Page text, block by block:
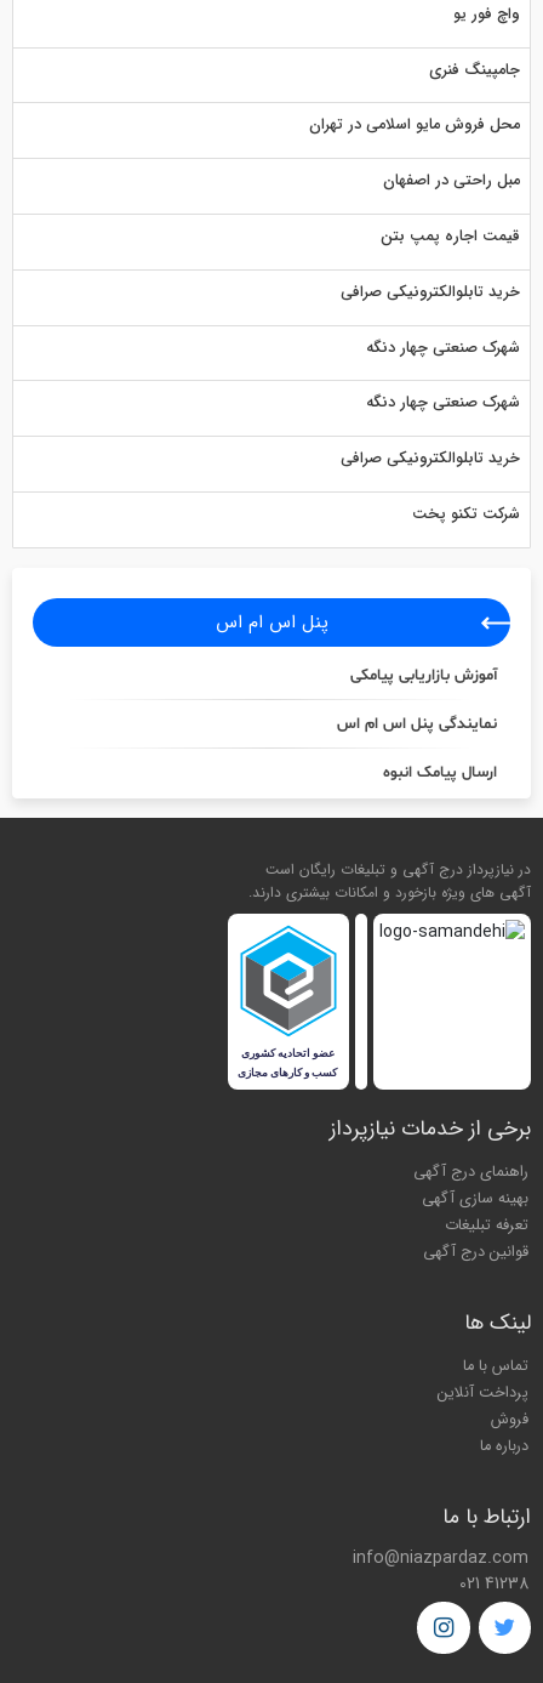
واچ فور یو
جامپینگ فنری
محل فروش مایو اسلامی در تهران
مبل راحتی در اصفهان
قیمت اجاره پمپ بتن
خرید تابلوالکترونیکی صرافی
شهرک صنعتی چهار دنگه
شهرک صنعتی چهار دنگه
خرید تابلوالکترونیکی صرافی
شرکت تکنو پخت
پنل اس ام اس
آموزش بازاریابی پیامکی
نمایندگی پنل اس ام اس
ارسال پیامک انبوه
در نیازپرداز درج آگهی و تبلیغات رایگان است
آگهی های ویژه بازخورد و امکانات بیشتری دارند.
برخی از خدمات نیازپرداز
راهنمای درج آگهی
بهینه سازی آگهی
تعرفه تبلیغات
قوانین درج آگهی
لینک ها
تماس با ما
پرداخت آنلاین
فروش
درباره ما
ارتباط با ما
info@niazpardaz.com
021 41238